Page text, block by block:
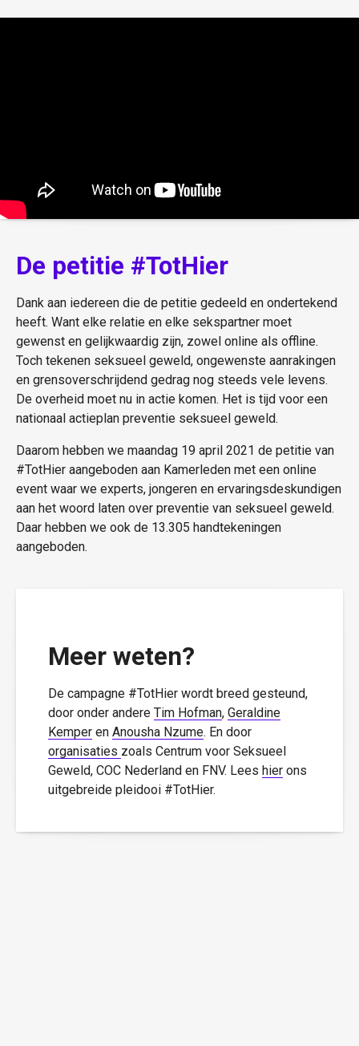
De petitie #TotHier
Dank aan iedereen die de petitie gedeeld en ondertekend
heeft. Want elke relatie en elke sekspartner moet
gewenst en gelijkwaardig zijn, zowel online als offline.
Toch tekenen seksueel geweld, ongewenste aanrakingen
en grensoverschrijdend gedrag nog steeds vele levens.
De overheid moet nu in actie komen. Het is tijd voor een
nationaal actieplan preventie seksueel geweld.
Daarom hebben we maandag 19 april 2021 de petitie van
#TotHier aangeboden aan Kamerleden met een online
event waar we experts, jongeren en ervaringsdeskundigen
aan het woord laten over preventie van seksueel geweld.
Daar hebben we ook de 13.305 handtekeningen
aangeboden.
Meer weten?
De campagne #TotHier wordt breed gesteund,
door onder andere Tim Hofman, Geraldine
Kemper en Anousha Nzume. En door
organisaties zoals Centrum voor Seksueel
Geweld, COC Nederland en FNV. Lees hier ons
uitgebreide pleidooi #TotHier.